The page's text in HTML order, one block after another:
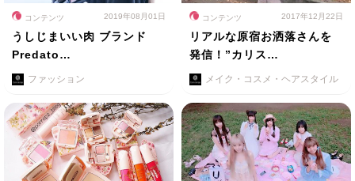
コンテンツ 2019年08月01日
うしじまいい肉 ブランド
Predato…
ファッション
コンテンツ 2017年12月22日
リアルな原宿お洒落さんを
発信！”カリス…
メイク・コスメ・ヘアスタイル